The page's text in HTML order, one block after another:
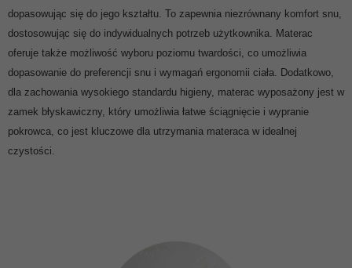
dopasowując się do jego kształtu. To zapewnia niezrównany komfort snu,
dostosowując się do indywidualnych potrzeb użytkownika. Materac
oferuje także możliwość wyboru poziomu twardości, co umożliwia
dopasowanie do preferencji snu i wymagań ergonomii ciała. Dodatkowo,
dla zachowania wysokiego standardu higieny, materac wyposażony jest w
zamek błyskawiczny, który umożliwia łatwe ściągnięcie i wypranie
pokrowca, co jest kluczowe dla utrzymania materaca w idealnej
czystości.